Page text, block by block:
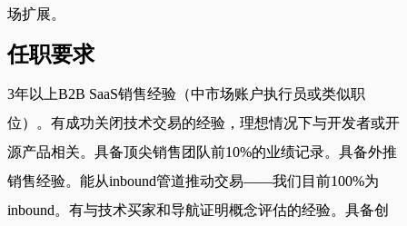
场扩展。
任职要求
3年以上B2B SaaS销售经验（中市场账户执行员或类似职
位）。有成功关闭技术交易的经验，理想情况下与开发者或开
源产品相关。具备顶尖销售团队前10%的业绩记录。具备外推
销售经验。能从inbound管道推动交易——我们目前100%为
inbound。有与技术买家和导航证明概念评估的经验。具备创